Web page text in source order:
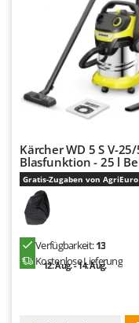
Wiper EcoRobot
Wolf Garten
Wortex
Worx
Yard Force
Z
Zanon
Zephir
ZGrills
Zodiac
Zomax
Kärcher WD 5 S V-
Blasfunktion - 25 l
Gratis-Zugaben von AgriEuro
Verfügbarkeit:13
Kostenlose Lieferung
12. Aug. - 14. Aug.